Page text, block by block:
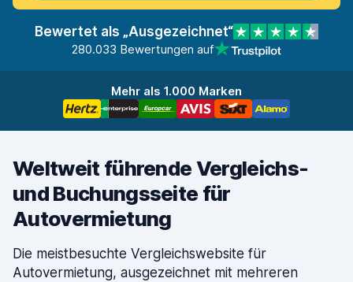
Bewertet als „Ausgezeichnet“
280.033 Bewertungen auf
Mehr als 1.000 Marken
Weltweit führende Vergleichs-
und Buchungsseite für
Autovermietung
Die meistbesuchte Vergleichswebsite für
Autovermietung, ausgezeichnet mit mehreren